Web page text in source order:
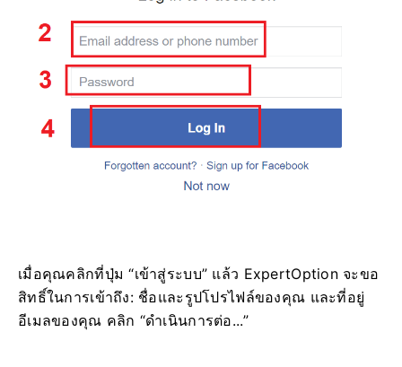
เมื่อคุณคลิกที่ปุ่ม “เข้าสู่ระบบ” แล้ว ExpertOption จะขอ
สิทธิ์ในการเข้าถึง: ชื่อและรูปโปรไฟล์ของคุณ และที่อยู่
อีเมลของคุณ คลิก “ดำเนินการต่อ...”